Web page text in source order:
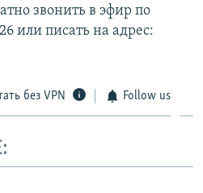
звонить в эфир по
или писать на адрес:
без VPN Follow us